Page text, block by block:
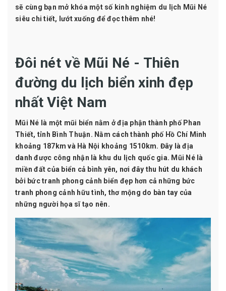
sẽ cùng bạn mở khóa một số kinh nghiệm du lịch Mũi Né
siêu chi tiết, lướt xuống để đọc thêm nhé!
Đôi nét về Mũi Né - Thiên
đường du lịch biển xinh đẹp
nhất Việt Nam
Mũi Né là một mũi biển nằm ở địa phận thành phố Phan
Thiết, tỉnh Bình Thuận. Nằm cách thành phố Hồ Chí Minh
khoảng 187km và Hà Nội khoảng 1510km. Đây là địa
danh được công nhận là khu du lịch quốc gia. Mũi Né là
miền đất của biển cả bình yên, nơi đây thu hút du khách
bởi bức tranh phong cảnh biển đẹp hơn cả những bức
tranh phong cảnh hữu tình, thơ mộng do bàn tay của
những người họa sĩ tạo nên.